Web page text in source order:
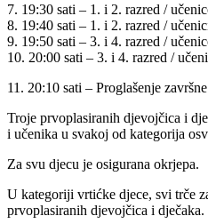
7. 19:30 sati – 1. i 2. razred /
8. 19:40 sati – 1. i 2. razred /
9. 19:50 sati – 3. i 4. razred /
10. 20:00 sati – 3. i 4. razred /
11. 20:10 sati – Proglašenje
Troje prvoplasiranih djevojčica i
i učenika u svakoj od kategorija
Za svu djecu je osigurana okrjepa.
U kategoriji vrtićke djece, svi trče
prvoplasiranih djevojčica i dječaka.